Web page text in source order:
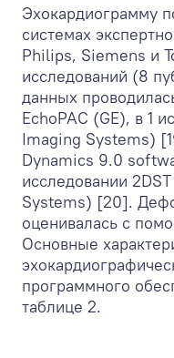
Эхокардиограмму
системах
Philips, Siemens и
исследований (8
данных
EchoPAC (GE), в 1
Imaging Systems)
Dynamics 9.0
исследовании
Systems) [20].
оценивалась с
Основные
программного
таблице 2.